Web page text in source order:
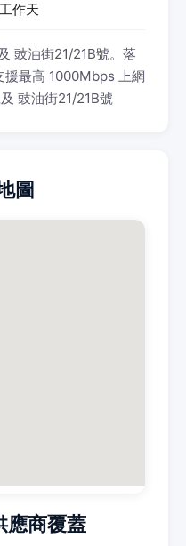
作天
豉油街21/21B號。落
援最高 1000Mbps 上網
豉油街21/21B號
圖
應商覆蓋